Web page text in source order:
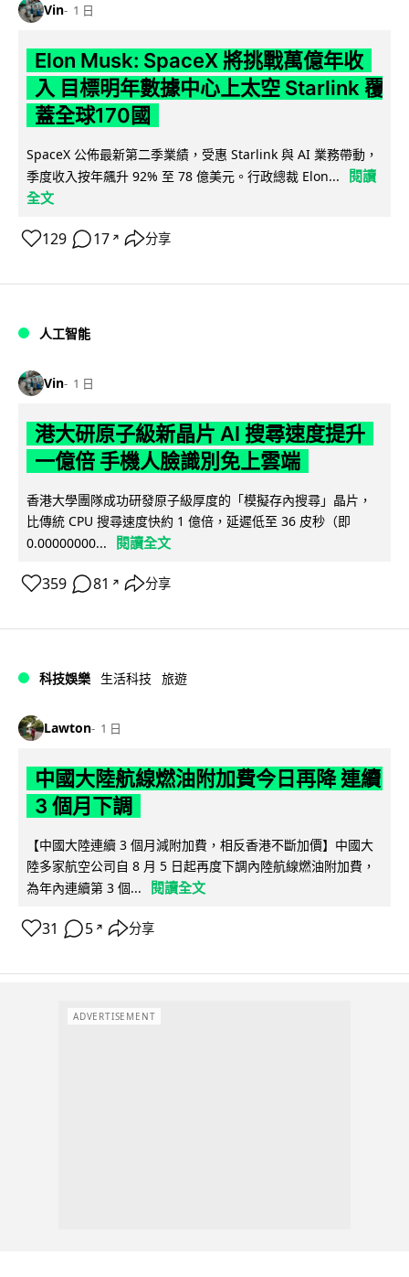
Vin 1 日
Elon Musk: SpaceX 將挑戰萬億年收
入 目標明年數據中心上太空 Starlink 覆
蓋全球170國
SpaceX 公佈最新第二季業績，受惠 Starlink 與 AI 業務帶動，
季度收入按年飆升 92% 至 78 億美元。行政總裁 Elon...
閱讀
全文
129 17 ↗ 分享
人工智能
Vin 1 日
港大研原子級新晶片 AI 搜尋速度提升
一億倍 手機人臉識別免上雲端
香港大學團隊成功研發原子級厚度的「模擬存內搜尋」晶片，
比傳統 CPU 搜尋速度快約 1 億倍，延遲低至 36 皮秒（即
0.00000000...
閱讀全文
359 81 ↗ 分享
科技娛樂 生活科技 旅遊
Lawton 1 日
中國大陸航線燃油附加費今日再降 連續
3 個月下調
【中國大陸連續 3 個月減附加費，相反香港不斷加價】中國大
陸多家航空公司自 8 月 5 日起再度下調內陸航線燃油附加費，
為年內連續第 3 個...
閱讀全文
31 5 ↗ 分享
ADVERTISEMENT